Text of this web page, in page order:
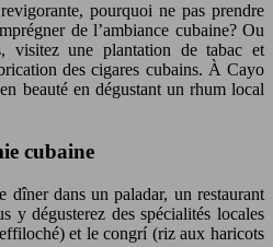
pourquoi ne pas prendre
de l’ambiance cubaine? Ou
visitez une plantation de tabac et
des cigares cubains. À Cayo
beauté en dégustant un rhum local
cubaine
dîner dans un paladar, un restaurant
y dégusterez des spécialités locales
et le congrí (riz aux haricots